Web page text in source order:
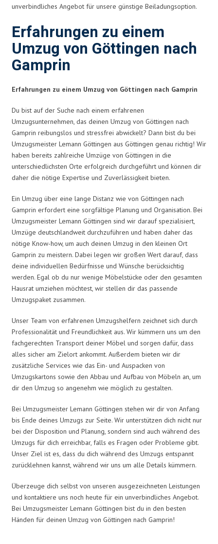
unverbindliches Angebot für unsere günstige Beiladungsoption.
Erfahrungen zu einem
Umzug von Göttingen nach
Gamprin
Erfahrungen zu einem Umzug von Göttingen nach Gamprin
Du bist auf der Suche nach einem erfahrenen
Umzugsunternehmen, das deinen Umzug von Göttingen nach
Gamprin reibungslos und stressfrei abwickelt? Dann bist du bei
Umzugsmeister Lemann Göttingen aus Göttingen genau richtig! Wir
haben bereits zahlreiche Umzüge von Göttingen in die
unterschiedlichsten Orte erfolgreich durchgeführt und können dir
daher die nötige Expertise und Zuverlässigkeit bieten.
Ein Umzug über eine lange Distanz wie von Göttingen nach
Gamprin erfordert eine sorgfältige Planung und Organisation. Bei
Umzugsmeister Lemann Göttingen sind wir darauf spezialisiert,
Umzüge deutschlandweit durchzuführen und haben daher das
nötige Know-how, um auch deinen Umzug in den kleinen Ort
Gamprin zu meistern. Dabei legen wir großen Wert darauf, dass
deine individuellen Bedürfnisse und Wünsche berücksichtig
werden. Egal ob du nur wenige Möbelstücke oder den gesamten
Hausrat umziehen möchtest, wir stellen dir das passende
Umzugspaket zusammen.
Unser Team von erfahrenen Umzugshelfern zeichnet sich durch
Professionalität und Freundlichkeit aus. Wir kümmern uns um den
fachgerechten Transport deiner Möbel und sorgen dafür, dass
alles sicher am Zielort ankommt. Außerdem bieten wir dir
zusätzliche Services wie das Ein- und Auspacken von
Umzugskartons sowie den Abbau und Aufbau von Möbeln an, um
dir den Umzug so angenehm wie möglich zu gestalten.
Bei Umzugsmeister Lemann Göttingen stehen wir dir von Anfang
bis Ende deines Umzugs zur Seite. Wir unterstützen dich nicht nur
bei der Disposition und Planung, sondern sind auch während des
Umzugs für dich erreichbar, falls es Fragen oder Probleme gibt.
Unser Ziel ist es, dass du dich während des Umzugs entspannt
zurücklehnen kannst, während wir uns um alle Details kümmern.
Überzeuge dich selbst von unseren ausgezeichneten Leistungen
und kontaktiere uns noch heute für ein unverbindliches Angebot.
Bei Umzugsmeister Lemann Göttingen bist du in den besten
Händen für deinen Umzug von Göttingen nach Gamprin!